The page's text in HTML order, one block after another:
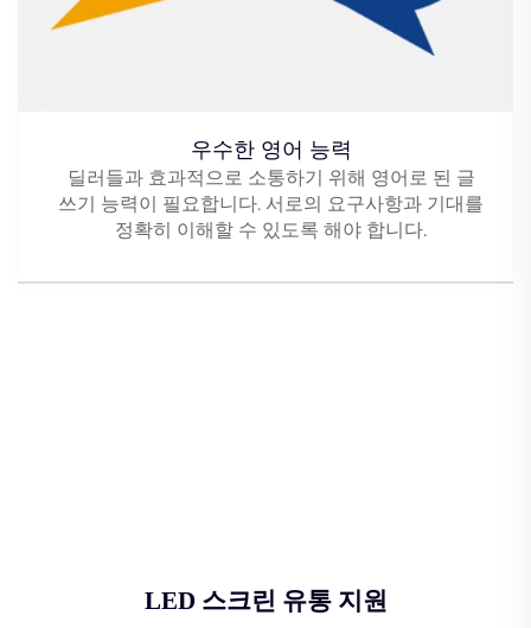
우수한 영어 능력
딜러들과 효과적으로 소통하기 위해 영어로 된 글
쓰기 능력이 필요합니다. 서로의 요구사항과 기대를
정확히 이해할 수 있도록 해야 합니다.
LED 스크린 유통 지원